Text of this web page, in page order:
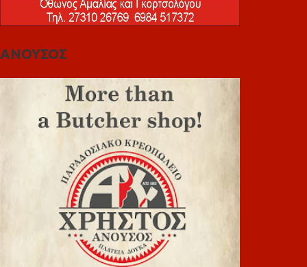
ΑΝΟΥΣΟΣ